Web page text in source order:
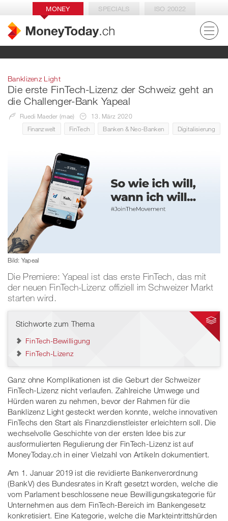
MONEY SPECIALS ISO 20022
Banklizenz Light
Die erste FinTech-Lizenz der Schweiz geht an
die Challenger-Bank Yapeal
Ruedi Maeder (mae)
13. März 2020
Finanzwelt
FinTech Banken & Neo-Banken Digitalisierung
Bild: Yapeal
Die Premiere: Yapeal ist das erste FinTech, das mit
der neuen FinTech-Lizenz offiziell im Schweizer Markt
starten wird.
Stichworte zum Thema
FinTech-Bewilligung
FinTech-Lizenz
Ganz ohne Komplikationen ist die Geburt der Schweizer
FinTech-Lizenz nicht verlaufen. Zahlreiche Umwege und
Hürden waren zu nehmen, bevor der Rahmen für die
Banklizenz Light gesteckt werden konnte, welche innovativen
FinTechs den Start als Finanzdienstleister erleichtern soll. Die
wechselvolle Geschichte von der ersten Idee bis zur
ausformulierten Regulierung der FinTech-Lizenz ist auf
MoneyToday.ch in einer Vielzahl von Artikeln dokumentiert.
Am 1. Januar 2019 ist die revidierte Bankenverordnung
(BankV) des Bundesrates in Kraft gesetzt worden, welche die
vom Parlament beschlossene neue Bewilligungskategorie für
Unternehmen aus dem FinTech-Bereich im Bankengesetz
konkretisiert. Eine Kategorie, welche die Markteintrittshürden